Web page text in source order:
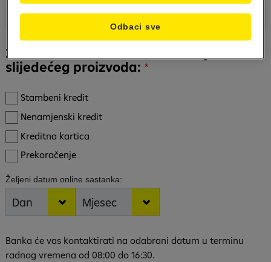
Zainteresovan sam za realizaciju
slijedećeg proizvoda:
Stambeni kredit
Nenamjenski kredit
Kreditna kartica
Prekoračenje
Željeni datum online sastanka:
Željeni datum online sastanka:: Dan
Željeni datum online
Banka će vas kontaktirati na odabrani datum u terminu
radnog vremena od 08:00 do 16:30.
Odbaci sve